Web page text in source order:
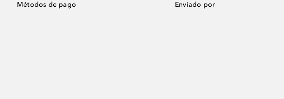
Métodos de pago Enviado por